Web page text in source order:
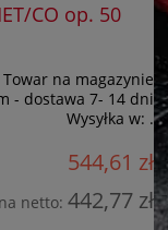
CO op. 50
Towar na magazynie
- dostawa 7- 14 dni
Wysyłka w: .
544,61 zł
netto: 442,77 zł